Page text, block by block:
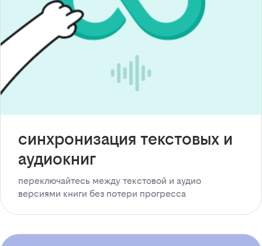
синхронизация текстовых и
аудиокниг
переключайтесь между текстовой и аудио
версиями книги без потери прогресса